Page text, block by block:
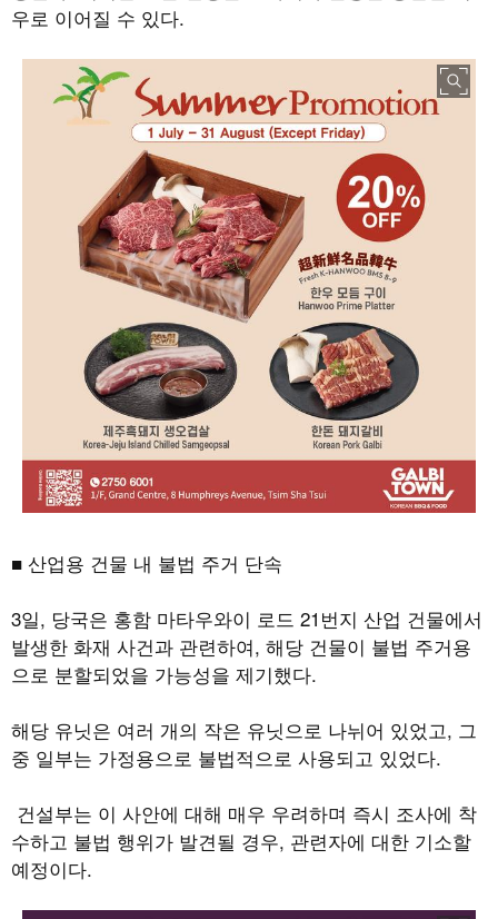
우로 이어질 수 있다.
■ 산업용 건물 내 불법 주거 단속
3일, 당국은 홍함 마타우와이 로드 21 번지 산업 건물에서
발생한 화재 사건과 관련하여, 해당 건물이 불법 주거용
으로 분할되었을 가능성을 제기했다.
해당 유닛은 여러 개의 작은 유닛으로 나뉘어 있었고, 그
중 일부는 가정용으로 불법적으로 사용되고 있었다.
건설부는 이 사안에 대해 매우 우려하며 즉시 조사에 착
수하고 불법 행위가 발견될 경우, 관련자에 대한 기소할
예정이다.